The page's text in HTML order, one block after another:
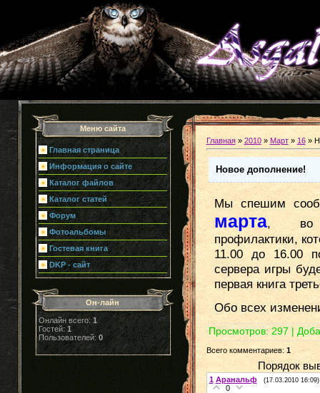
Меню сайта
Главная страница
Информация о сайте
Каталог файлов
Каталог статей
Форум
Фотоальбомы
Гостевая книга
DKP - сайт
Он-лайн
Онлайн всего:1
Гостей: 1
Пользователей: 0
Главная» 2010 » Март » 16»
Новое дополнение!
Мы спешим
марта, во
профилактики,
11.00 до 16.00
сервера игры
первая книга
Обо всех
Просмотров: 297 |
Всего комментариев: 1
Порядок
1 Аранальф (17.03.2010 16:09)
0